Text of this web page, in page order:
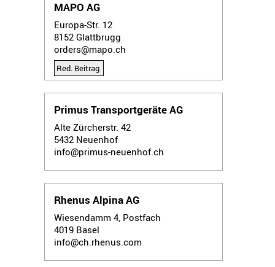
MAPO AG
Europa-Str. 12
8152 Glattbrugg
orders@mapo.ch
Red. Beitrag
Primus Transportgeräte AG
Alte Zürcherstr. 42
5432 Neuenhof
info@primus-neuenhof.ch
Rhenus Alpina AG
Wiesendamm 4, Postfach
4019 Basel
info@ch.rhenus.com